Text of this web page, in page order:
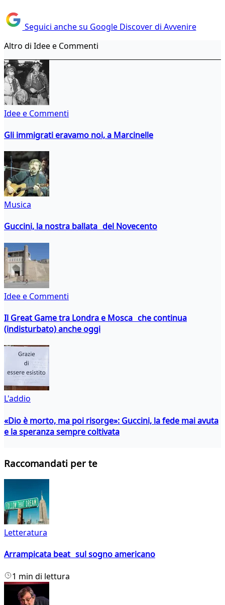
Seguici anche su Google Discover di Avvenire
Altro di Idee e Commenti
Idee e Commenti
Gli immigrati eravamo noi, a Marcinelle
Musica
Guccini, la nostra ballata del Novecento
Idee e Commenti
Il Great Game tra Londra e Mosca che continua
(indisturbato) anche oggi
L'addio
«Dio è morto, ma poi risorge»: Guccini, la fede mai avuta
e la speranza sempre coltivata
Raccomandati per te
Letteratura
Arrampicata beat sul sogno americano
1 min di lettura